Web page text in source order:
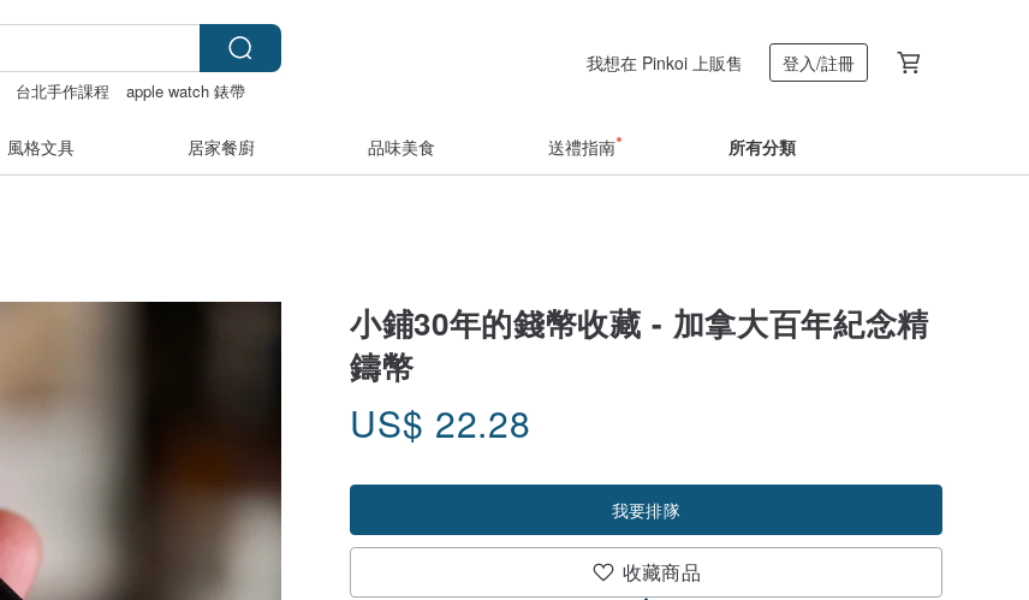
台北手作課程 apple watch 錶帶
我想在 Pinkoi 上販售 登入/註冊
風格文具 居家餐廚 品味美食 送禮指南 所有分類
小鋪30年的錢幣收藏 - 加拿大百年紀念精
鑄幣
US$ 22.28
我要排隊
收藏商品